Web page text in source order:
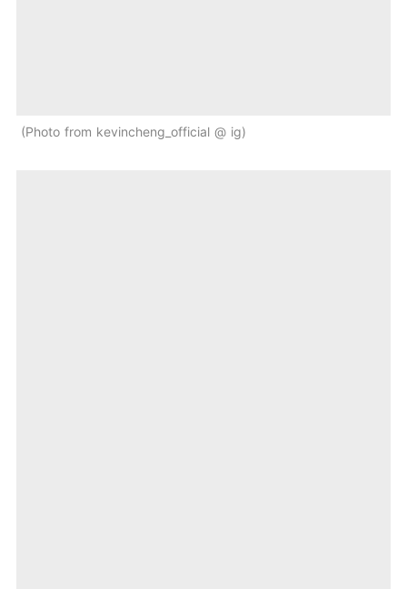
Photo from kevincheng_official @ ig